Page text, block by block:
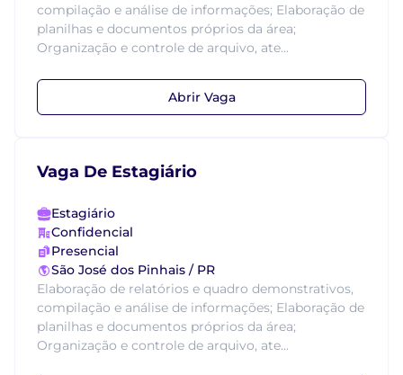
compilação e análise de informações; Elaboração de
planilhas e documentos próprios da área;
Organização e controle de arquivo, ate...
Abrir Vaga
Vaga De Estagiário
Estagiário
Confidencial
Presencial
São José dos Pinhais / PR
Elaboração de relatórios e quadro demonstrativos,
compilação e análise de informações; Elaboração de
planilhas e documentos próprios da área;
Organização e controle de arquivo, ate...